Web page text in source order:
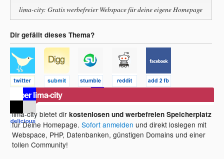
lima-city: Gratis werbefreier Webspace für deine eigene Homepage
Dir gefällt dieses Thema?
Über lima-city
lima-city bietet dirkostenlosen und werbefreien Speicherplatz
für Deine Homepage.Sofort anmelden und direkt loslegen mit
Webspace, PHP, Datenbanken, günstigen Domains und einer
tollen Community!